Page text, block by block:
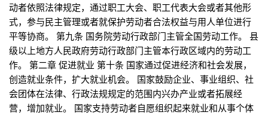
动者依照法律规定，通过职工大会、职工代表大会或者其他形
式，参与民主管理或者就保护劳动者合法权益与用人单位进行
平等协商。 第九条 国务院劳动行政部门主管全国劳动工作。 县
级以上地方人民政府劳动行政部门主管本行政区域内的劳动工
作。 第二章 促进就业 第十条 国家通过促进经济和社会发展，
创造就业条件，扩大就业机会。 国家鼓励企业、事业组织、社
会团体在法律、行政法规规定的范围内兴办产业或者拓展经
营，增加就业。 国家支持劳动者自愿组织起来就业和从事个体